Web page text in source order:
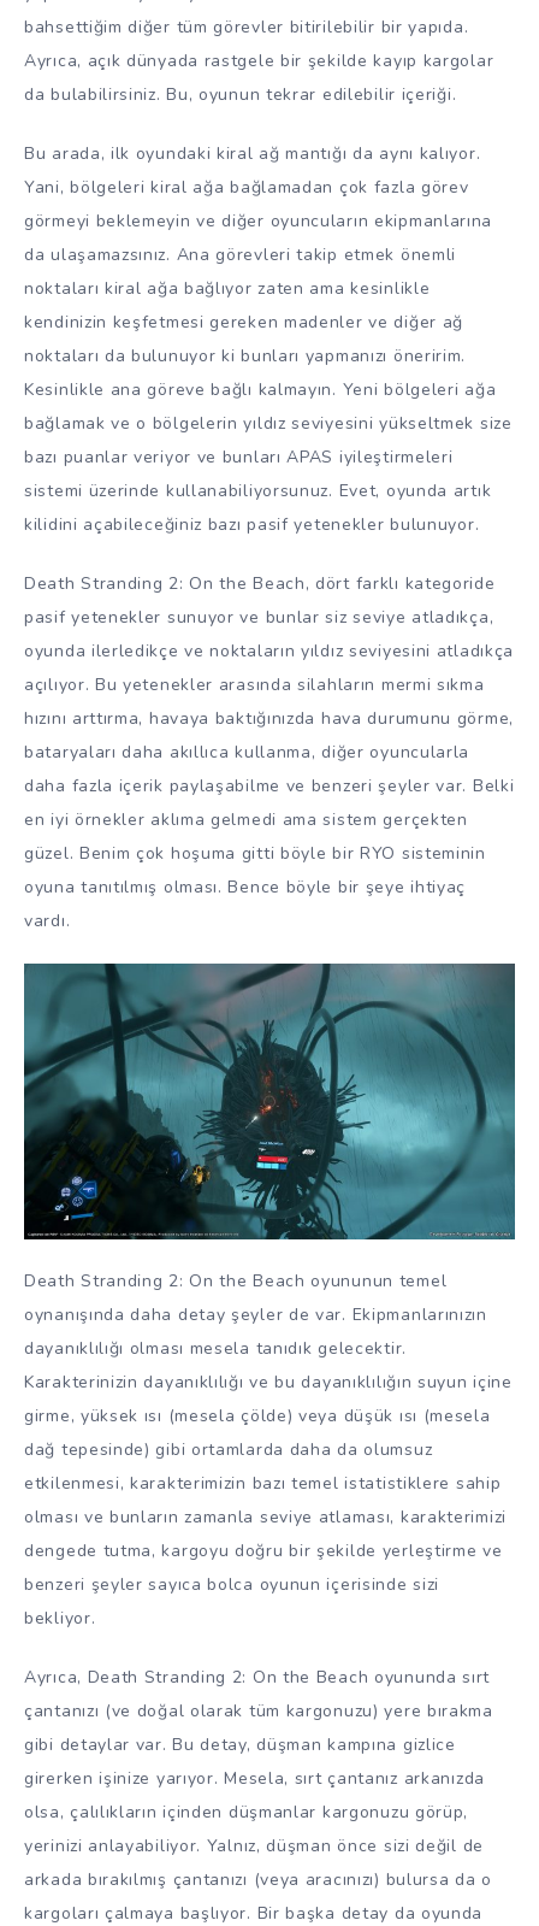
bahsettiğim diğer tüm görevler bitirilebilir bir yapıda.
Ayrıca, açık dünyada rastgele bir şekilde kayıp kargolar
da bulabilirsiniz. Bu, oyunun tekrar edilebilir içeriği.
Bu arada, ilk oyundaki kiral ağ mantığı da aynı kalıyor.
Yani, bölgeleri kiral ağa bağlamadan çok fazla görev
görmeyi beklemeyin ve diğer oyuncuların ekipmanlarına
da ulaşamazsınız. Ana görevleri takip etmek önemli
noktaları kiral ağa bağlıyor zaten ama kesinlikle
kendinizin keşfetmesi gereken madenler ve diğer ağ
noktaları da bulunuyor ki bunları yapmanızı öneririm.
Kesinlikle ana göreve bağlı kalmayın. Yeni bölgeleri ağa
bağlamak ve o bölgelerin yıldız seviyesini yükseltmek size
bazı puanlar veriyor ve bunları APAS iyileştirmeleri
sistemi üzerinde kullanabiliyorsunuz. Evet, oyunda artık
kilidini açabileceğiniz bazı pasif yetenekler bulunuyor.
Death Stranding 2: On the Beach, dört farklı kategoride
pasif yetenekler sunuyor ve bunlar siz seviye atladıkça,
oyunda ilerledikçe ve noktaların yıldız seviyesini atladıkça
açılıyor. Bu yetenekler arasında silahların mermi sıkma
hızını arttırma, havaya baktığınızda hava durumunu görme,
bataryaları daha akıllıca kullanma, diğer oyuncularla
daha fazla içerik paylaşabilme ve benzeri şeyler var. Belki
en iyi örnekler aklıma gelmedi ama sistem gerçekten
güzel. Benim çok hoşuma gitti böyle bir RYO sisteminin
oyuna tanıtılmış olması. Bence böyle bir şeye ihtiyaç
vardı.
Death Stranding 2: On the Beach oyununun temel
oynanışında daha detay şeyler de var. Ekipmanlarınızın
dayanıklılığı olması mesela tanıdık gelecektir.
Karakterinizin dayanıklılığı ve bu dayanıklılığın suyun içine
girme, yüksek ısı (mesela çölde) veya düşük ısı (mesela
dağ tepesinde) gibi ortamlarda daha da olumsuz
etkilenmesi, karakterimizin bazı temel istatistiklere sahip
olması ve bunların zamanla seviye atlaması, karakterimizi
dengede tutma, kargoyu doğru bir şekilde yerleştirme ve
benzeri şeyler sayıca bolca oyunun içerisinde sizi
bekliyor.
Ayrıca, Death Stranding 2: On the Beach oyununda sırt
çantanızı (ve doğal olarak tüm kargonuzu) yere bırakma
gibi detaylar var. Bu detay, düşman kampına gizlice
girerken işinize yarıyor. Mesela, sırt çantanız arkanızda
olsa, çalılıkların içinden düşmanlar kargonuzu görüp,
yerinizi anlayabiliyor. Yalnız, düşman önce sizi değil de
arkada bırakılmış çantanızı (veya aracınızı) bulursa da o
kargoları çalmaya başlıyor. Bir başka detay da oyunda